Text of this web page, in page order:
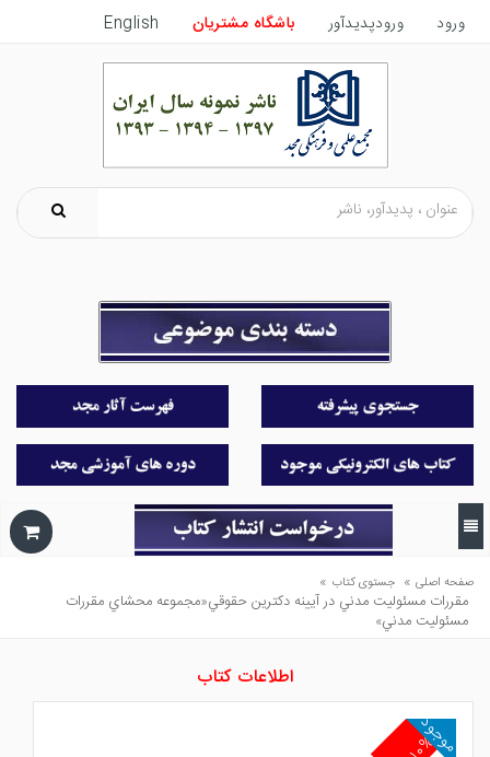
ورود ورودپدیدآور باشگاه مشتریان English
صفحه اصلی » جستوی کتاب »
مقررات مسئوليت مدني در آيينه دكترين حقوقي«مجموعه محشاي مقررات
مسئوليت مدني»
اطلاعات کتاب
۱۰%
موجود